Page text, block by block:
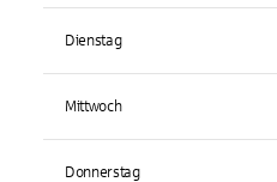
Dienstag
Mittwoch
Donnerstag